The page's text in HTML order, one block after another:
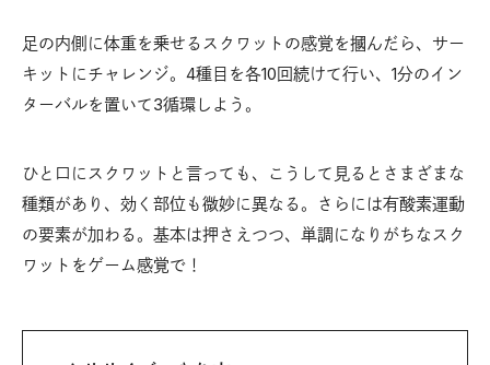
足の内側に体重を乗せるスクワットの感覚を摑んだら、サー
キットにチャレンジ。4種目を各10回続けて行い、1分のイン
ターバルを置いて3循環しよう。
ひと口にスクワットと言っても、こうして見るとさまざまな
種類があり、効く部位も微妙に異なる。さらには有酸素運動
の要素が加わる。基本は押さえつつ、単調になりがちなスク
ワットをゲーム感覚で！